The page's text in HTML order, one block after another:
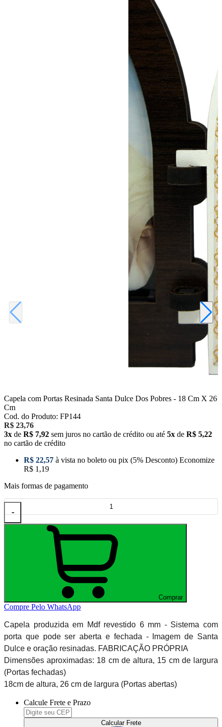
Capela com Portas Resinada Santa Dulce Dos Pobres - 18 Cm X 26
Cm
Cod. do Produto: FP144
R$ 23,76
3x de R$ 7,92 sem juros no cartão de crédito ou até 5x de R$ 5,22
no cartão de crédito
R$ 22,57 à vista no boleto ou pix (5% Desconto) Economize
R$ 1,19
Mais formas de pagamento
-
Comprar
Compre Pelo WhatsApp
Capela produzida em Mdf revestido 6 mm - Sistema com
porta que pode ser aberta e fechada - Imagem de Santa
Dulce e oração resinadas. FABRICAÇÃO PRÓPRIA
Dimensões aproximadas: 18 cm de altura, 15 cm de largura
(Portas fechadas)
18cm de altura, 26 cm de largura (Portas abertas)
Calcule Frete e Prazo
Calcular Frete